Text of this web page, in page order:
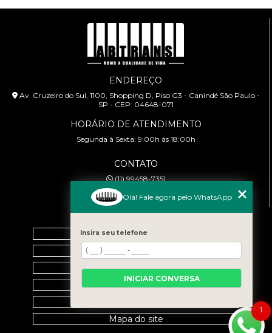
ENDEREÇO
Av. Cruzeiro do Sul, 1100, Shopping D, Piso G3 - Canindé São Paulo -
SP - CEP: 04648-071
HORÁRIO DE ATENDIMENTO
Segunda à Sexta: 9:00h às 18:00h
CONTATO
(11) 99458-7351
cursoabtrans@gmail.com
Home
Empresa
Galeria
Contato
Mapa do site
1
Olá! Fale agora pelo WhatsApp
Insira seu telefone
INICIAR CONVERSA